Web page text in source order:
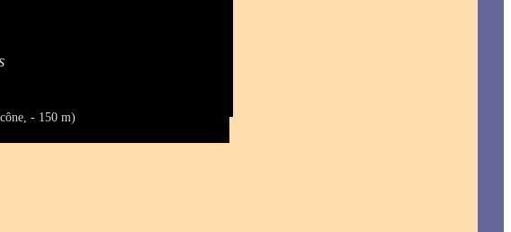
- 150 m)